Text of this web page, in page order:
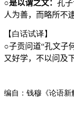
○是以谓之文： 孔
人为善，而略所不
【白话试译】
○子贡问道“孔文子
又好学，不以问及
编自：钱穆《论语新